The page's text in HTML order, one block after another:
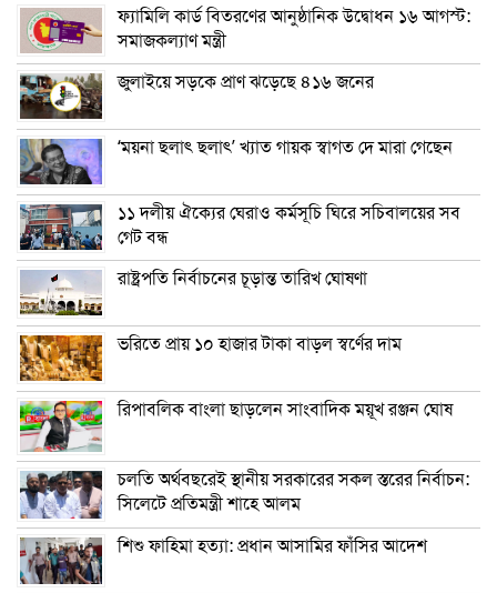
ফ্যামিলি কার্ড বিতরণের আনুষ্ঠানিক উদ্বোধন ১৬ আগস্ট:
সমাজকল্যাণ মন্ত্রী
জুলাইয়ে সড়কে প্রাণ ঝড়েছে ৪১৬ জনের
‘ময়না ছলাৎ ছলাৎ’ খ্যাত গায়ক স্বাগত দে মারা গেছেন
১১ দলীয় ঐক্যের ঘেরাও কর্মসূচি ঘিরে সচিবালয়ের সব
গেট বন্ধ
রাষ্ট্রপতি নির্বাচনের চূড়ান্ত তারিখ ঘোষণা
ভরিতে প্রায় ১০ হাজার টাকা বাড়ল স্বর্ণের দাম
রিপাবলিক বাংলা ছাড়লেন সাংবাদিক ময়ূখ রঞ্জন ঘোষ
চলতি অর্থবছরেই স্থানীয় সরকারের সকল স্তরের নির্বাচন:
সিলেটে প্রতিমন্ত্রী শাহে আলম
শিশু ফাহিমা হত্যা: প্রধান আসামির ফাঁসির আদেশ